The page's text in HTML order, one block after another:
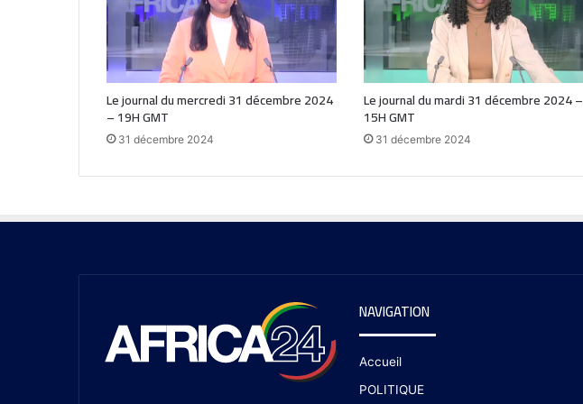
Le journal du mercredi 31 décembre 2024
– 19H GMT
31 décembre 2024
Le journal du mardi 31 décembre 2024 –
15H GMT
31 décembre 2024
NAVIGATION
Accueil
POLITIQUE